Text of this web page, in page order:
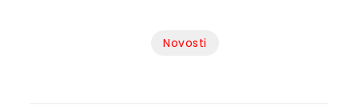
Novosti